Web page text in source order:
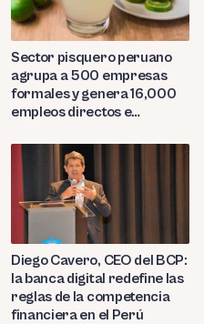
Sector pisquero peruano
agrupa a 500 empresas
formales y genera 16,000
empleos directos e
Diego Cavero, CEO del BCP:
la banca digital redefine las
reglas de la competencia
financiera en el Perú